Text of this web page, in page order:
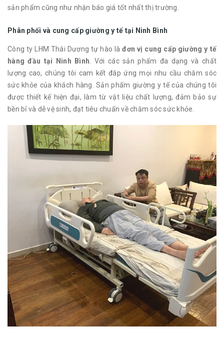
sản phẩm cũng như nhận báo giá tốt nhất thị trường.
Phân phối và cung cấp giường y tế tại Ninh Bình
Công ty LHM Thái Dương tự hào làđơn vị cung cấp giường y tế
hàng đầu tại Ninh Bình . Với các sản phẩm đa dạng và chất
lượng cao, chúng tôi cam kết đáp ứng mọi nhu cầu chăm sóc
sức khỏe của khách hàng. Sản phẩm giường y tế của chúng tôi
được thiết kế hiện đại, làm từ vật liệu chất lượng, đảm bảo sự
bền bỉ và dễ vệ sinh, đạt tiêu chuẩn về chăm sóc sức khỏe.